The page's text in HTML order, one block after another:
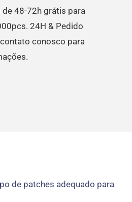
48-72h grátis para
24H & Pedido
conosco para
de patches adequado para